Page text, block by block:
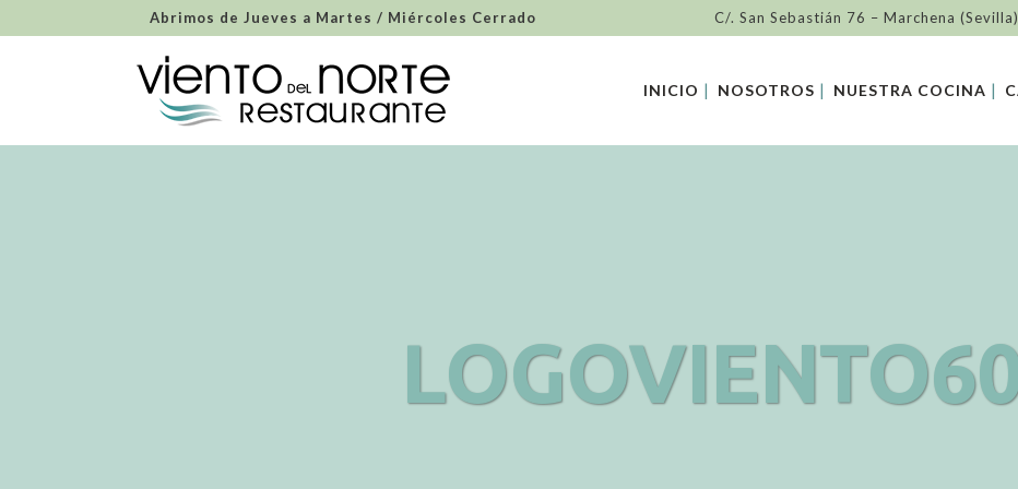
Abrimos de Jueves a Martes / Miércoles Cerrado C/. San Sebastián 76 – Marchena
INICIO NOSOTROS NUESTRA COCINA